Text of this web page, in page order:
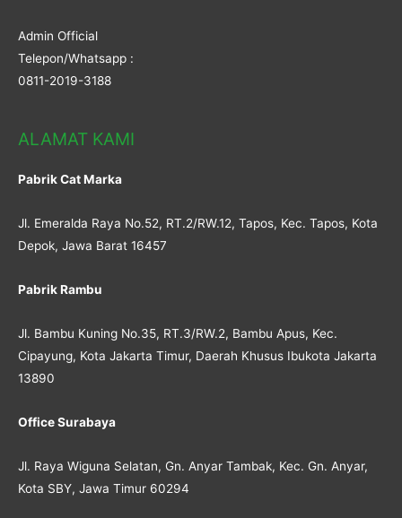
Admin Official
Telepon/Whatsapp :
0811-2019-3188
ALAMAT KAMI
Pabrik Cat Marka
Jl. Emeralda Raya No.52, RT.2/RW.12, Tapos, Kec. Tapos, Kota
Depok, Jawa Barat 16457
Pabrik Rambu
Jl. Bambu Kuning No.35, RT.3/RW.2, Bambu Apus, Kec.
Cipayung, Kota Jakarta Timur, Daerah Khusus Ibukota Jakarta
13890
Office Surabaya
Jl. Raya Wiguna Selatan, Gn. Anyar Tambak, Kec. Gn. Anyar,
Kota SBY, Jawa Timur 60294